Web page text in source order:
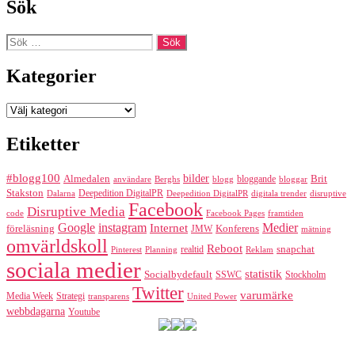
Sök
Sök
efter:
Kategorier
Kategorier
Etiketter
#blogg100 Almedalen användare Berghs bilder blogg bloggande bloggar Brit
Stakston Dalarna Deepedition DigitalPR Deepedition DigitalPR digitala trender disruptive
code Disruptive Media Facebook Facebook Pages framtiden
föreläsning Google instagram Internet JMW Konferens Medier mätning
omvärldskoll Pinterest Planning realtid Reboot Reklam snapchat
sociala medier Socialbydefault SSWC statistik Stockholm
Media Week Strategi transparens Twitter United Power varumärke
webbdagarna Youtube